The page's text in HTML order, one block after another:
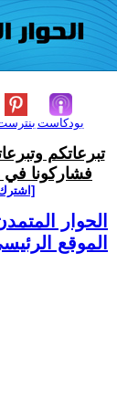
بودكاست
تبرعاتكم
فشاركونا في
الحوار
الموقع